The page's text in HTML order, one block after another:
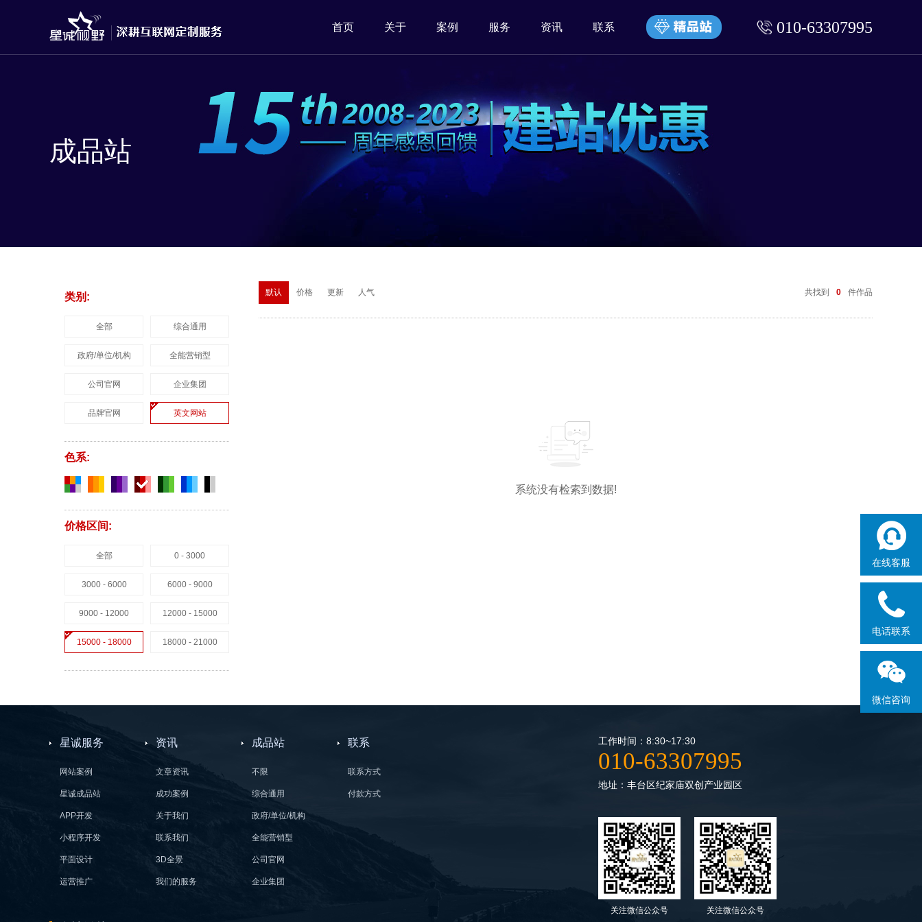
010-63307995
首页 关于 案例 服务 资讯 联系
在线客服
电话联系
微信咨询
成品站
类别:
全部 综合通用
政府/单位/机构 全能营销型
公司官网 企业集团
品牌官网 英文网站
色系:
价格区间:
全部 0 - 3000
3000 - 6000 6000 - 9000
9000 - 12000 12000 - 15000
15000 - 18000 18000 - 21000
默认 价格 更新 人气 共找到 0 件作品
系统没有检索到数据!
星诚服务
网站案例
星诚成品站
APP开发
小程序开发
平面设计
运营推广
资讯
文章资讯
成功案例
关于我们
联系我们
3D全景
我们的服务
成品站
不限
综合通用
政府/单位/机构
全能营销型
公司官网
企业集团
联系
联系方式
付款方式
工作时间：8:30~17:30
010-63307995
地址：丰台区纪家庙双创产业园区
关注微信公众号 关注微信公众号